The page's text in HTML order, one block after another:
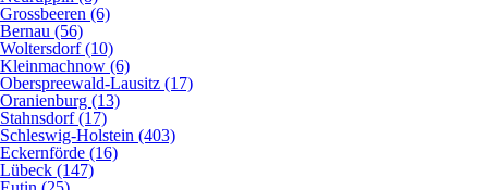
Grossbeeren (6)
Bernau (56)
Woltersdorf (10)
Kleinmachnow (6)
Oberspreewald-Lausitz (17)
Oranienburg (13)
Stahnsdorf (17)
Schleswig-Holstein (403)
Eckernförde (16)
Lübeck (147)